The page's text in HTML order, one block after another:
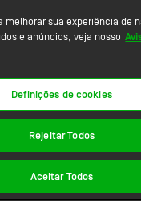
melhorar sua experiência de
e anúncios, veja nosso
Definições de cookies
Rejeitar Todos
Aceitar Todos